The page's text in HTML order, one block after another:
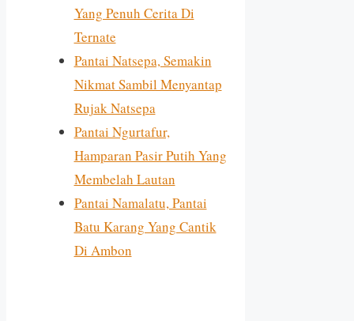
Yang Penuh Cerita Di
Ternate
Pantai Natsepa, Semakin
Nikmat Sambil Menyantap
Rujak Natsepa
Pantai Ngurtafur,
Hamparan Pasir Putih Yang
Membelah Lautan
Pantai Namalatu, Pantai
Batu Karang Yang Cantik
Di Ambon